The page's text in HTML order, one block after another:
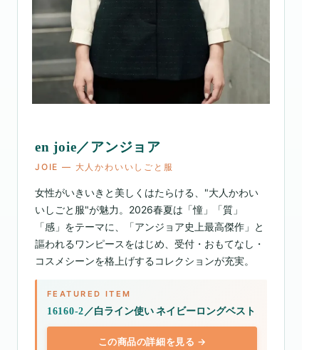
en joie／アンジョア
JOIE ― 大人かわいいしごと服
女性がいきいきと美しくはたらける、"大人かわい
いしごと服"が魅力。2026春夏は「憧」「質」
「感」をテーマに、「アンジョア史上最高傑作」と
謳われるワンピースをはじめ、受付・おもてなし・
コスメシーンを格上げするコレクションが充実。
FEATURED ITEM
16160-2 ／白ライン使い ネイビーロングベスト
この商品の詳細を見る →